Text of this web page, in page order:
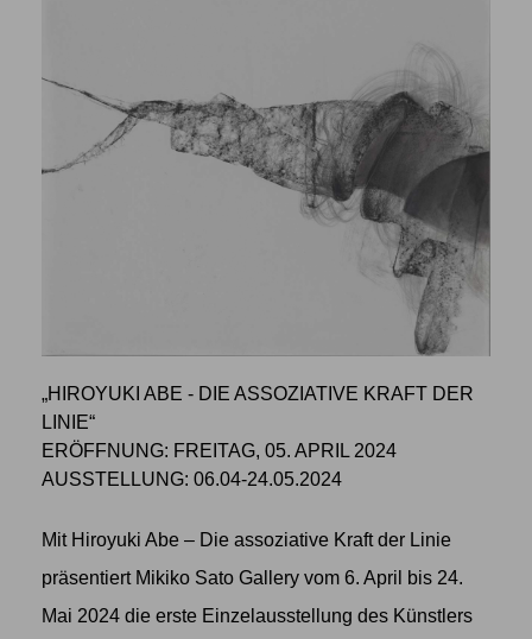
„HIROYUKI ABE - DIE ASSOZIATIVE KRAFT DER
LINIE“
ERÖFFNUNG: FREITAG, 05. APRIL 2024
AUSSTELLUNG: 06.04-24.05.2024
Mit Hiroyuki Abe – Die assoziative Kraft der Linie
präsentiert Mikiko Sato Gallery vom 6. April bis 24.
Mai 2024 die erste Einzelausstellung des Künstlers